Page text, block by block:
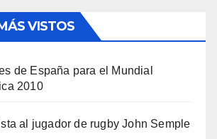
VISTOS
de España para el Mundial
2010
al jugador de rugby John Semple